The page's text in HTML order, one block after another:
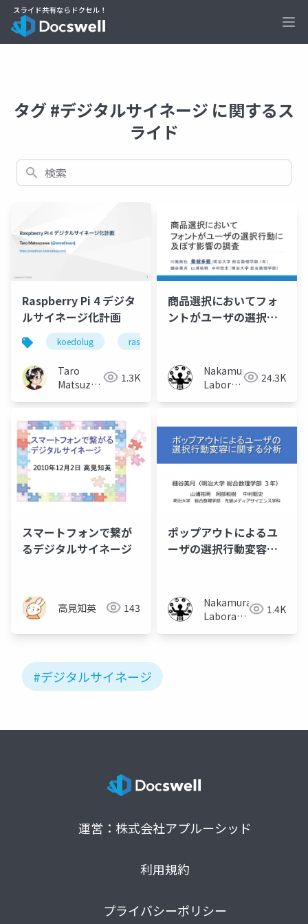
タグ #デジタルサイネージ に関するス
ライド
検索
Raspberry Pi 4 デジタ
ルサイネージ化計画
koedolug raspberrypi
Taro
Matsuzawa
1.3K
商品選択においてフォ
ントがユーザの選択行
Nakamura
Laboratory 24.3K
スマートフォンで繋が
るデジタルサイネージ
高見知英 143
ポップアウトによるユ
ーザの選択行動変容に
Nakamura
Laboratory
1.4K
#デジタルサイネージ
運営：株式会社アプルーシッド
利用規約
プライバシーポリシー